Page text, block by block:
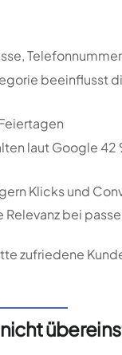
beeinflusst
laut Google 42
Klicks und
Relevanz bei
zufriedene